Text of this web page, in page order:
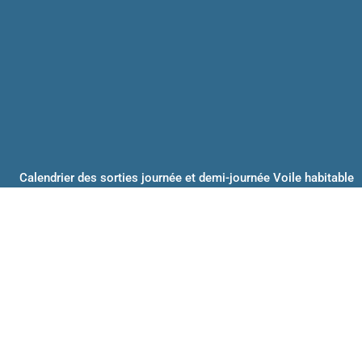
Calendrier des sorties journée et demi-journée Voile habitable